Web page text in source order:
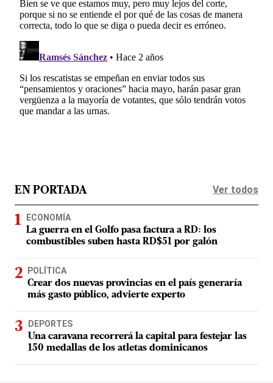
EN PORTADA Ver todos
ECONOMÍA
La guerra en el Golfo pasa factura a RD: los
combustibles suben hasta RD$51 por galón
POLÍTICA
Crear dos nuevas provincias en el país generaría
más gasto público, advierte experto
DEPORTES
Una caravana recorrerá la capital para festejar las
150 medallas de los atletas dominicanos